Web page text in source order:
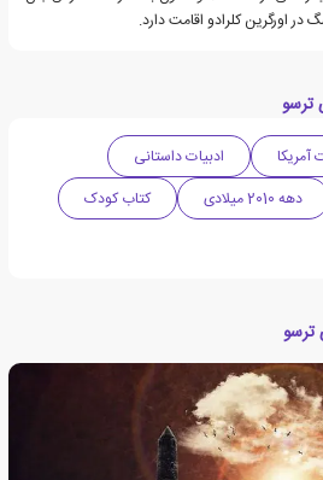
اورگرین کلرادو اقامت دارد.
ترسو
آمریکا
ادبیات داستانی
دهه 2010 میلادی
کتاب کودک
ترسو